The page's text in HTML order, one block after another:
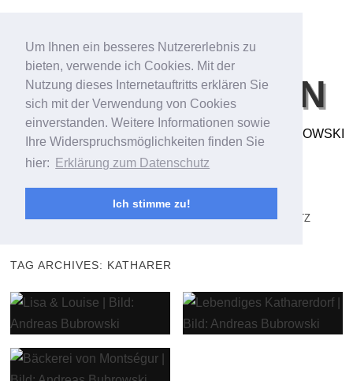
Um Ihnen ein besseres Nutzererlebnis zu
bieten, verwende ich Cookies. Mit der
Nutzung dieses Internetauftritts erklären Sie
sich mit der Verwendung von Cookies
einverstanden. Weitere Informationen sowie
Ihre Widerspruchsmöglichkeiten finden Sie
hier:
Erklärung zum Datenschutz
Ich stimme zu!
BILDFANTASIEN
FOTO- & VIDEOARBEITEN VON ANDREAS BUBROWSKI
MENU
PORTFOLIO KONTAKT IMPRESSUM DATENSCHUTZ
TAG ARCHIVES: KATHARER